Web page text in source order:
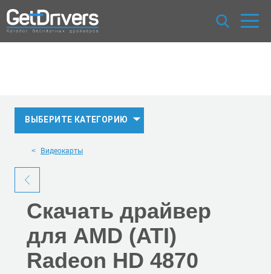
ВЫБЕРИТЕ КАТЕГОРИЮ
Видеокарты
Скачать драйвер
для AMD (ATI)
Radeon HD 4870